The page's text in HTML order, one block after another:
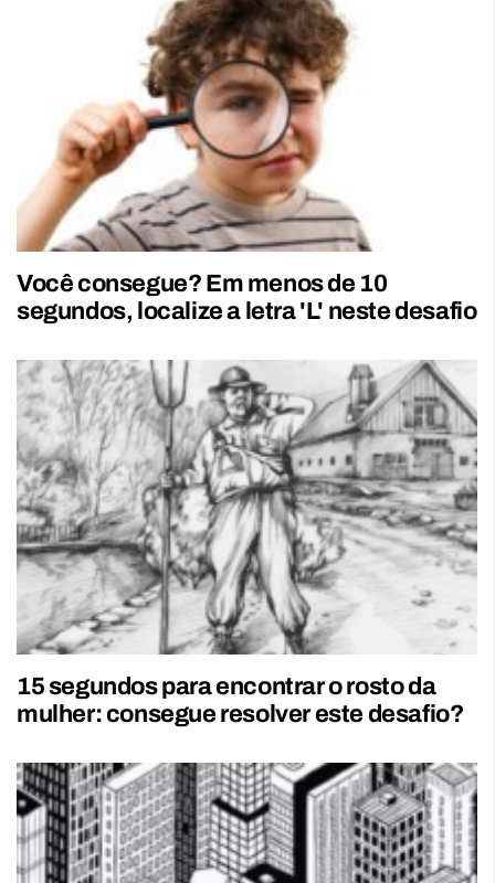
Você consegue? Em menos de 10
segundos, localize a letra 'L' neste desafio
15 segundos para encontrar o rosto da
mulher: consegue resolver este desafio?